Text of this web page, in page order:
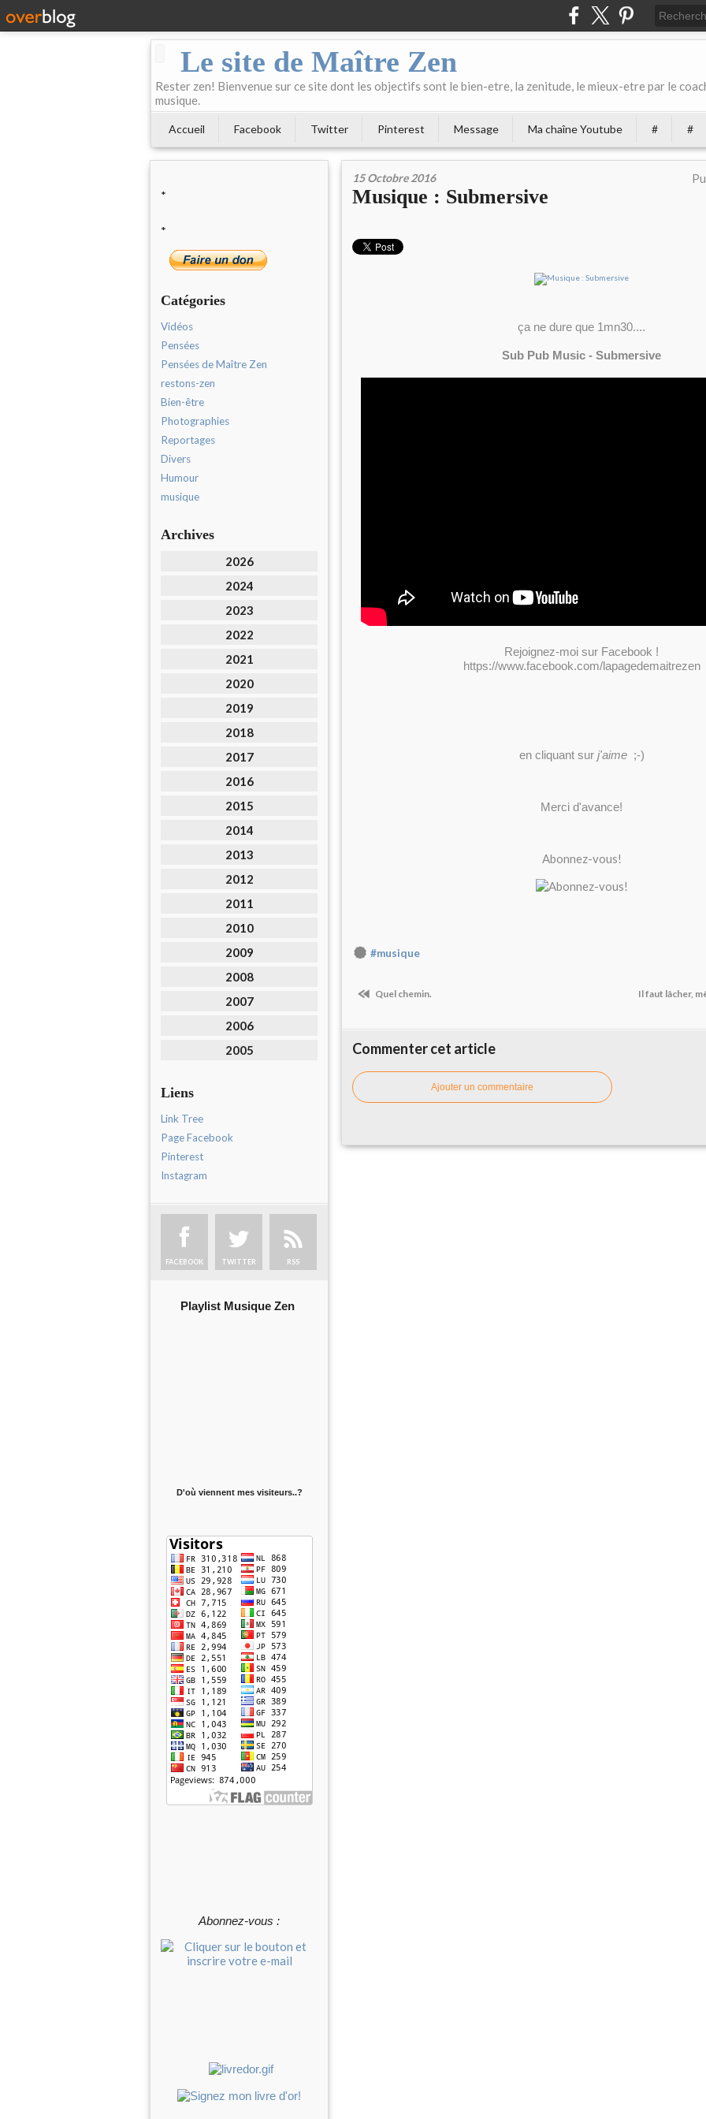
Le site de Maître Zen
Rester zen! Bienvenue sur ce site dont les objectifs sont le bien-etre, la zenitude, le mieux-etre par le
musique.
Accueil Facebook Twitter Pinterest Message Ma chaîne Youtube # #
*
*
Catégories
Vidéos
Pensées
Pensées de Maître Zen
restons-zen
Bien-être
Photographies
Reportages
Divers
Humour
musique
Archives
2026
2024
2023
2022
2021
2020
2019
2018
2017
2016
2015
2014
2013
2012
2011
2010
2009
2008
2007
2006
2005
Liens
Link Tree
Page Facebook
Pinterest
Instagram
FACEBOOK TWITTER RSS
Playlist Musique Zen
D'où viennent mes visiteurs..?
Abonnez-vous :
15 Octobre 2016
Musique : Submersive
ça ne dure que 1mn30....
Sub Pub Music - Submersive
Rejoignez-moi sur Facebook !
https://www.facebook.com/lapagedemaitrezen
en cliquant sur j'aime ;-)
Merci d'avance!
Abonnez-vous!
#musique
Quel chemin. Il faut lâcher,
Commenter cet article
Ajouter un commentaire